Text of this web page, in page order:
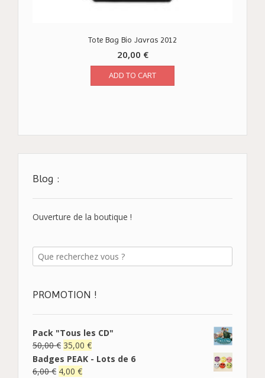
Tote Bag Bio Javras 2012
20,00 €
ADD TO CART
Blog :
Ouverture de la boutique !
PROMOTION !
Pack "Tous les CD"
50,00€ 35,00 €
Badges PEAK - Lots de 6
6,00€ 4,00 €